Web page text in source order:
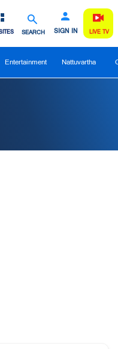
SEARCH SIGN IN LIVE TV
Entertainment Nattuvartha